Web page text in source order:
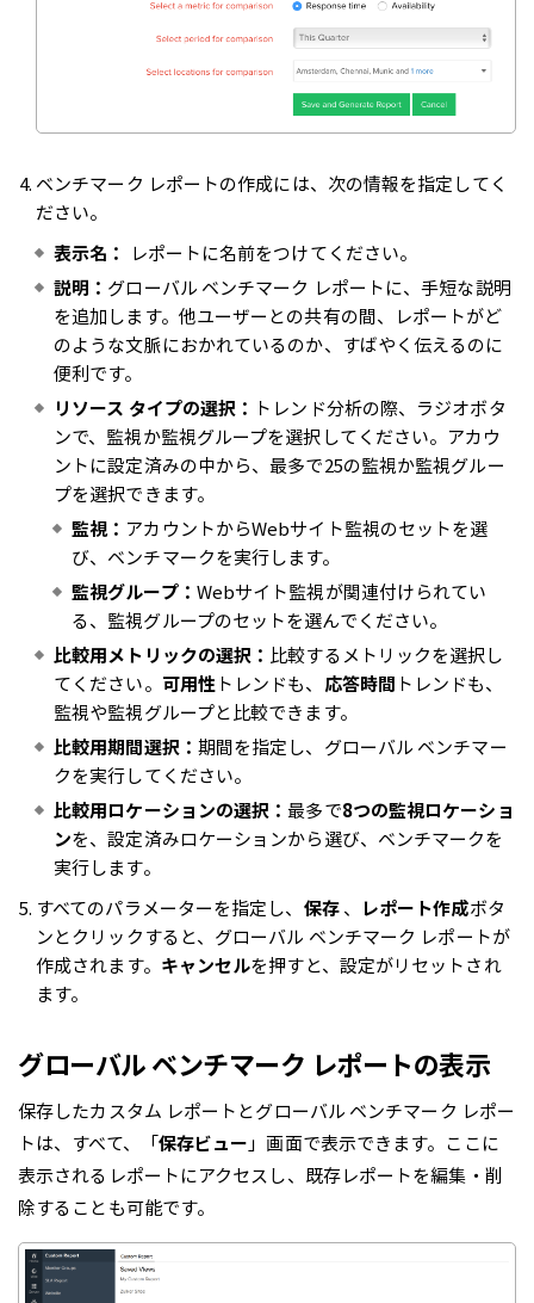
ベンチマーク レポートの作成には、次の情報を指定してく
ださい。
表示名： レポートに名前をつけてください。
説明： グローバル ベンチマーク レポートに、手短な説明
を追加します。他ユーザーとの共有の間、レポートがど
のような文脈におかれているのか、すばやく伝えるのに
便利です。
リソース タイプの選択： トレンド分析の際、ラジオボタ
ンで、監視か監視グループを選択してください。アカウ
ントに設定済みの中から、最多で25の監視か監視グルー
プを選択できます。
監視： アカウントからWebサイト監視のセットを選
び、ベンチマークを実行します。
監視グループ： Webサイト監視が関連付けられてい
る、監視グループのセットを選んでください。
比較用メトリックの選択： 比較するメトリックを選択し
てください。 可用性トレンドも、 応答時間 トレンドも、
監視や監視グループと比較できます。
比較用期間選択： 期間を指定し、グローバル ベンチマー
クを実行してください。
比較用ロケーションの選択：最多で8つの監視ロケーショ
ンを、設定済みロケーションから選び、ベンチマークを
実行します。
すべてのパラメーターを指定し、 保存、 レポート作成ボタ
ンとクリックすると、グローバル ベンチマーク レポートが
作成されます。 キャンセルを押すと、設定がリセットされ
ます。
グローバル ベンチマーク レポートの表示
保存したカスタム レポートとグローバル ベンチマーク レポー
トは、すべて、「保存ビュー 」画面で表示できます。ここに
表示されるレポートにアクセスし、既存レポートを編集・削
除することも可能です。